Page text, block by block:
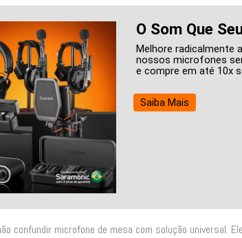
O Som Que
Melhore radicalmente
nossos microfones
e compre em até 10x
Saiba Mais
confundir microfone de mesa com solução universal.